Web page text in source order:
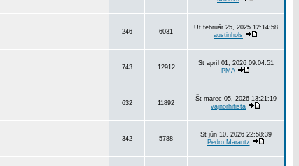
246 6031
Ut február 25, 2025 12:14:58
austinhols
743 12912
St apríl 01, 2026 09:04:51
PMA
632 11892
Št marec 05, 2026 13:21:19
vajnorhifista
342 5788
St jún 10, 2026 22:58:39
Pedro Marantz